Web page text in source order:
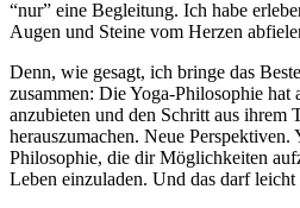
“nur” eine Begleitung. Ich habe
Augen und Steine vom Herzen
Denn, wie gesagt, ich bringe das
zusammen: Die Yoga-Philosophie hat
anzubieten und den Schritt aus ihrem
herauszumachen. Neue Perspektiven.
Philosophie, die dir Möglichkeiten
Leben einzuladen. Und das darf leicht